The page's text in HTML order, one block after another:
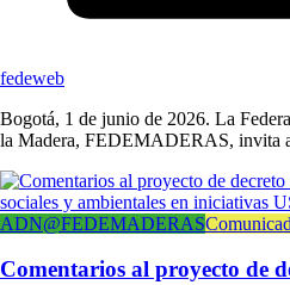
fedeweb
Bogotá, 1 de junio de 2026. La
la Madera, FEDEMADERAS, invita
ADN@FEDEMADERAS
Comentarios al proyecto de